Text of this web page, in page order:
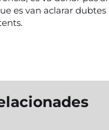
es van aclarar